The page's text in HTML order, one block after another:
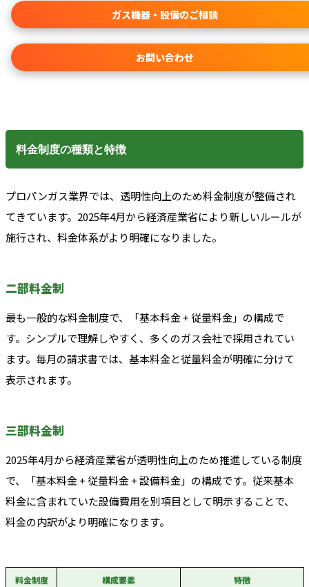
ガス機器・設備のご相談
お問い合わせ
料金制度の種類と特徴
プロパンガス業界では、透明性向上のため料金制度が整備され
てきています。2025年4月から経済産業省により新しいルールが
施行され、料金体系がより明確になりました。
二部料金制
最も一般的な料金制度で、「基本料金 + 従量料金」の構成で
す。シンプルで理解しやすく、多くのガス会社で採用されてい
ます。毎月の請求書では、基本料金と従量料金が明確に分けて
表示されます。
三部料金制
2025年4月から経済産業省が透明性向上のため推進している制度
で、「基本料金 + 従量料金 + 設備料金」の構成です。従来基本
料金に含まれていた設備費用を別項目として明示することで、
料金の内訳がより明確になります。
料金制度 構成要素 特徴